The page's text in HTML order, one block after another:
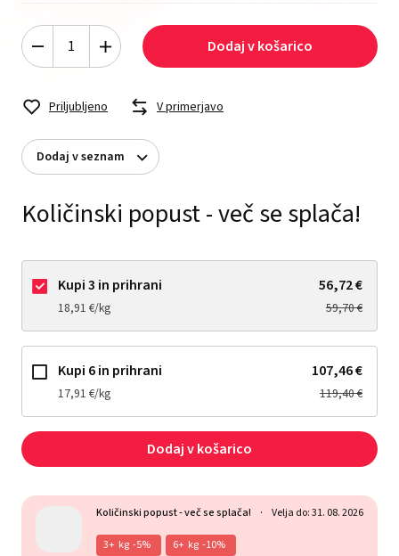
Dodaj v košarico
Priljubljeno V primerjavo
Dodaj v seznam
Količinski popust - več se splača!
Kupi 3 in prihrani 56,72 €
18,91 €/kg 59,70 €
Kupi 6 in prihrani 107,46 €
17,91 €/kg 119,40 €
Dodaj v košarico
Količinski popust - več se splača! Velja do: 31. 08. 2026
3 kg -5% 6 kg -10%